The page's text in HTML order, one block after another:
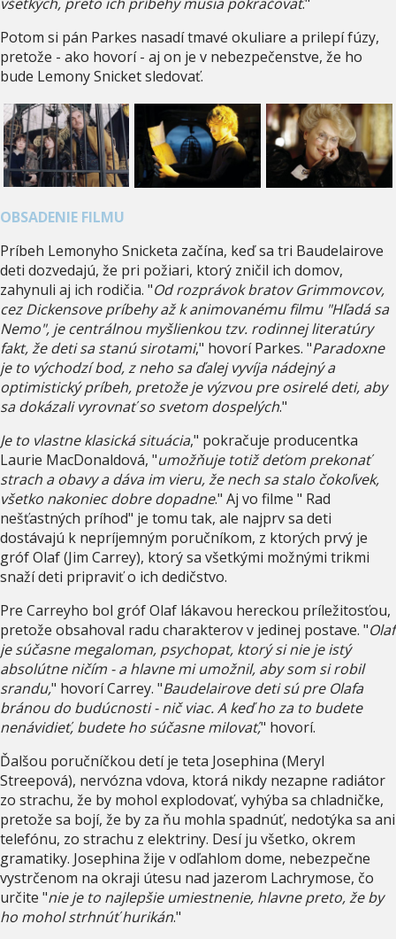
Potom si pán Parkes nasadí tmavé okuliare a prilepí fúzy,
pretože - ako hovorí - aj on je v nebezpečenstve, že ho
bude Lemony Snicket sledovať.
OBSADENIE FILMU
Príbeh Lemonyho Snicketa začína, keď sa tri Baudelairove
deti dozvedajú, že pri požiari, ktorý zničil ich domov,
zahynuli aj ich rodičia. "Od rozprávok bratov Grimmovcov,
cez Dickensove príbehy až k animovanému filmu "Hľadá sa
Nemo", je centrálnou myšlienkou tzv. rodinnej literatúry
fakt, že deti sa stanú sirotami," hovorí Parkes. "Paradoxne
je to východzí bod, z neho sa ďalej vyvíja nádejný a
optimistický príbeh, pretože je výzvou pre osirelé deti, aby
sa dokázali vyrovnať so svetom dospelých."
Je to vlastne klasická situácia," pokračuje producentka
Laurie MacDonaldová, "umožňuje totiž deťom prekonať
strach a obavy a dáva im vieru, že nech sa stalo čokoľvek,
všetko nakoniec dobre dopadne." Aj vo filme " Rad
nešťastných príhod" je tomu tak, ale najprv sa deti
dostávajú k nepríjemným poručníkom, z ktorých prvý je
gróf Olaf (Jim Carrey), ktorý sa všetkými možnými trikmi
snaží deti pripraviť o ich dedičstvo.
Pre Carreyho bol gróf Olaf lákavou hereckou príležitosťou,
pretože obsahoval radu charakterov v jedinej postave. "Olaf
je súčasne megaloman, psychopat, ktorý si nie je istý
absolútne ničím - a hlavne mi umožnil, aby som si robil
srandu," hovorí Carrey. "Baudelairove deti sú pre Olafa
bránou do budúcnosti - nič viac. A keď ho za to budete
nenávidieť, budete ho súčasne milovať," hovorí.
Ďalšou poručníčkou detí je teta Josephina (Meryl
Streepová), nervózna vdova, ktorá nikdy nezapne radiátor
zo strachu, že by mohol explodovať, vyhýba sa chladničke,
pretože sa bojí, že by za ňu mohla spadnúť, nedotýka sa ani
telefónu, zo strachu z elektriny. Desí ju všetko, okrem
gramatiky. Josephina žije v odľahlom dome, nebezpečne
vystrčenom na okraji útesu nad jazerom Lachrymose, čo
určite "nie je to najlepšie umiestnenie, hlavne preto, že by
ho mohol strhnúť hurikán."